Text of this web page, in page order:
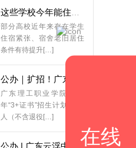
部分高校近年来存在学生
住宿紧张、宿舍老旧居住
条件有待提升[…]
广东理工职业学院2025
年“3+证书”招生计划1136
人（不含退役[…]
在线